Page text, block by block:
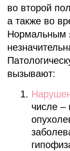
во второй
а также во
Нормальным
вызывают:
числе –